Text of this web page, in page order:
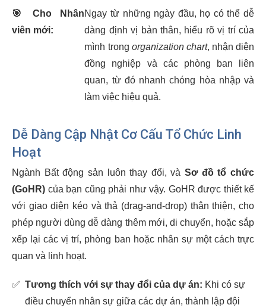
🎯
Cho Nhân
viên mới:
Ngay từ những ngày đầu, họ có thể dễ
dàng định vị bản thân, hiểu rõ vị trí của
mình trong organization chart, nhận diện
đồng nghiệp và các phòng ban liên
quan, từ đó nhanh chóng hòa nhập và
làm việc hiệu quả.
Dễ Dàng Cập Nhật Cơ Cấu Tổ Chức Linh
Hoạt
Ngành Bất động sản luôn thay đổi, vàSơ đồ tổ chức
(GoHR) của bạn cũng phải như vậy. GoHR được thiết kế
với giao diện kéo và thả (drag-and-drop) thân thiện, cho
phép người dùng dễ dàng thêm mới, di chuyển, hoặc sắp
xếp lại các vị trí, phòng ban hoặc nhân sự một cách trực
quan và linh hoạt.
✅ Tương thích với sự thay đổi của dự án: Khi có sự
điều chuyển nhân sự giữa các dự án, thành lập đội